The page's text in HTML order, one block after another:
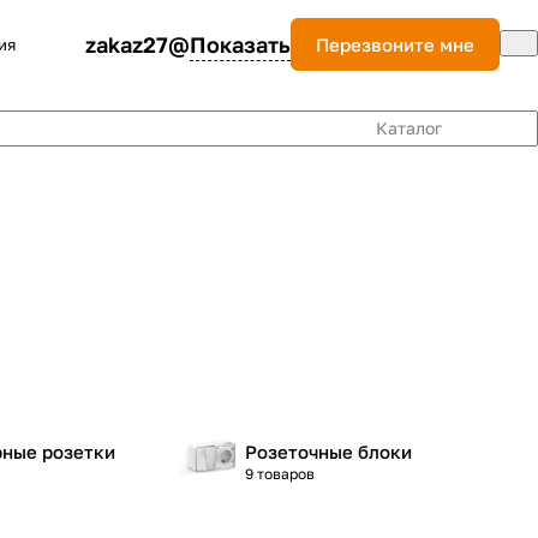
zakaz27@Показать Перезвоните мне
Каталог
розетки Розеточные блоки
9 товаров